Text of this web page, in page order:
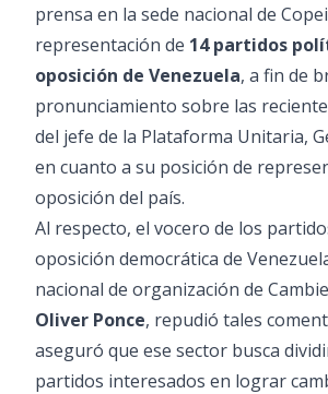
prensa en la sede nacional de
representación de 14 partidos
oposición de Venezuela, a fin de
pronunciamiento sobre las
del jefe de la Plataforma Unitaria,
en cuanto a su posición de
oposición del país.
Al respecto, el vocero de los
oposición democrática de
nacional de organización de
Oliver Ponce, repudió tales
aseguró que ese sector busca
partidos interesados en lograr